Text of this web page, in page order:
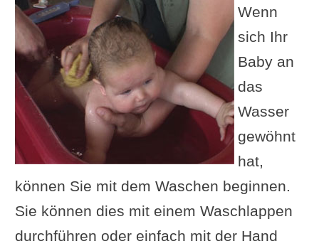
Wenn
sich Ihr
Baby an
das
Wasser
gewöhnt
hat,
können Sie mit dem Waschen beginnen.
Sie können dies mit einem Waschlappen
durchführen oder einfach mit der Hand